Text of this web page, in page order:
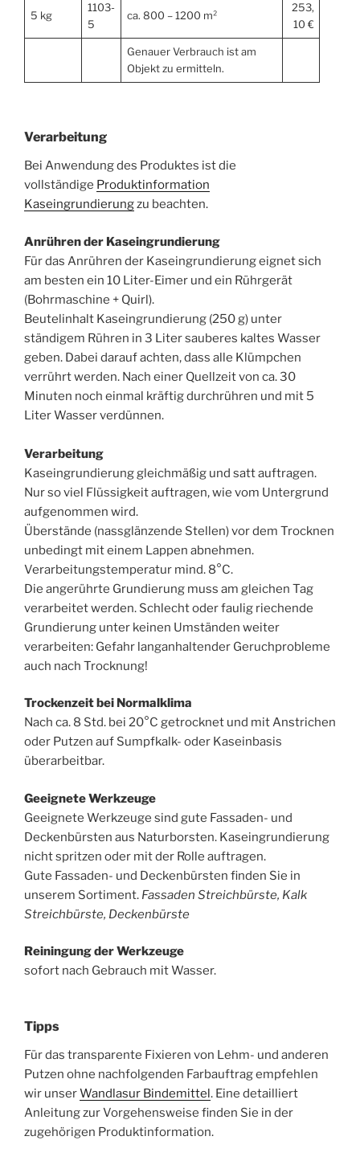
5 kg
1103-
5
ca. 800 – 1200 m²
253,
10 €
Genauer Verbrauch ist am
Objekt zu ermitteln.
Verarbeitung
Bei Anwendung des Produktes ist die
vollständige Produktinformation
Kaseingrundierungzu beachten.
Anrühren der Kaseingrundierung
Für das Anrühren der Kaseingrundierung eignet sich
am besten ein 10 Liter-Eimer und ein Rührgerät
(Bohrmaschine + Quirl).
Beutelinhalt Kaseingrundierung (250 g) unter
ständigem Rühren in 3 Liter sauberes kaltes Wasser
geben. Dabei darauf achten, dass alle Klümpchen
verrührt werden. Nach einer Quellzeit von ca. 30
Minuten noch einmal kräftig durchrühren und mit 5
Liter Wasser verdünnen.
Verarbeitung
Kaseingrundierung gleichmäßig und satt auftragen.
Nur so viel Flüssigkeit auftragen, wie vom Untergrund
aufgenommen wird.
Überstände (nassglänzende Stellen) vor dem Trocknen
unbedingt mit einem Lappen abnehmen.
Verarbeitungstemperatur mind. 8°C.
Die angerührte Grundierung muss am gleichen Tag
verarbeitet werden. Schlecht oder faulig riechende
Grundierung unter keinen Umständen weiter
verarbeiten: Gefahr langanhaltender Geruchprobleme
auch nach Trocknung!
Trockenzeit bei Normalklima
Nach ca. 8 Std. bei 20°C getrocknet und mit Anstrichen
oder Putzen auf Sumpfkalk- oder Kaseinbasis
überarbeitbar.
Geeignete Werkzeuge
Geeignete Werkzeuge sind gute Fassaden- und
Deckenbürsten aus Naturborsten. Kaseingrundierung
nicht spritzen oder mit der Rolle auftragen.
Gute Fassaden- und Deckenbürsten finden Sie in
unserem Sortiment. Fassaden Streichbürste, Kalk
Streichbürste, Deckenbürste
Reiningung der Werkzeuge
sofort nach Gebrauch mit Wasser.
Tipps
Für das transparente Fixieren von Lehm- und anderen
Putzen ohne nachfolgenden Farbauftrag empfehlen
wir unserWandlasur Bindemittel. Eine detailliert
Anleitung zur Vorgehensweise finden Sie in der
zugehörigen Produktinformation.